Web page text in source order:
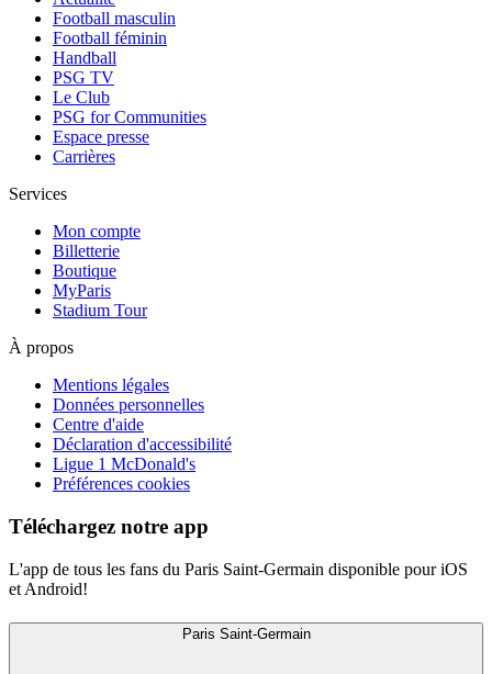
Football masculin
Football féminin
Handball
PSG TV
Le Club
PSG for Communities
Espace presse
Carrières
Services
Mon compte
Billetterie
Boutique
MyParis
Stadium Tour
À propos
Mentions légales
Données personnelles
Centre d'aide
Déclaration d'accessibilité
Ligue 1 McDonald's
Préférences cookies
Téléchargez notre app
L'app de tous les fans du Paris Saint-Germain disponible pour iOS
et Android!
Paris Saint-Germain